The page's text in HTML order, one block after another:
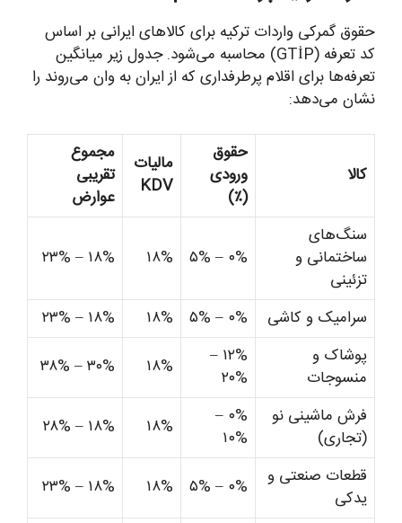
حقوق گمرکی واردات ترکیه برای کالاهای ایرانی بر اساس
کد تعرفه (GTİP) محاسبه می‌شود. جدول زیر میانگین
تعرفه‌ها برای اقلام پرطرفداری که از ایران به وان می‌روند را
نشان می‌دهد:
کالا
حقوق
ورودی
(٪)
مالیات
KDV
مجموع
تقریبی
عوارض
سنگ‌های
ساختمانی و
تزئینی
۰% – ۵% ۱۸% ۱۸% – ۲۳%
سرامیک و کاشی ۰% – ۵% ۱۸%
۱۸% – ۲۳%
پوشاک و
منسوجات
۱۲% –
۲۰%
۱۸%
۳۰% – ۳۸%
فرش ماشینی نو
(تجاری)
۰% –
۱۰%
۱۸%
۱۸% – ۲۸%
قطعات صنعتی و
یدکی
۰% – ۵% ۱۸% ۱۸% – ۲۳%